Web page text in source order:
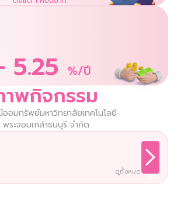
5.25 %/ปี
าพกิจกรรม
อมทรัพย์มหาวิทยาลัยเทคโนโลยี
พระจอมเกล้าธนบุรี จำกัด
ดูทั้งหมด